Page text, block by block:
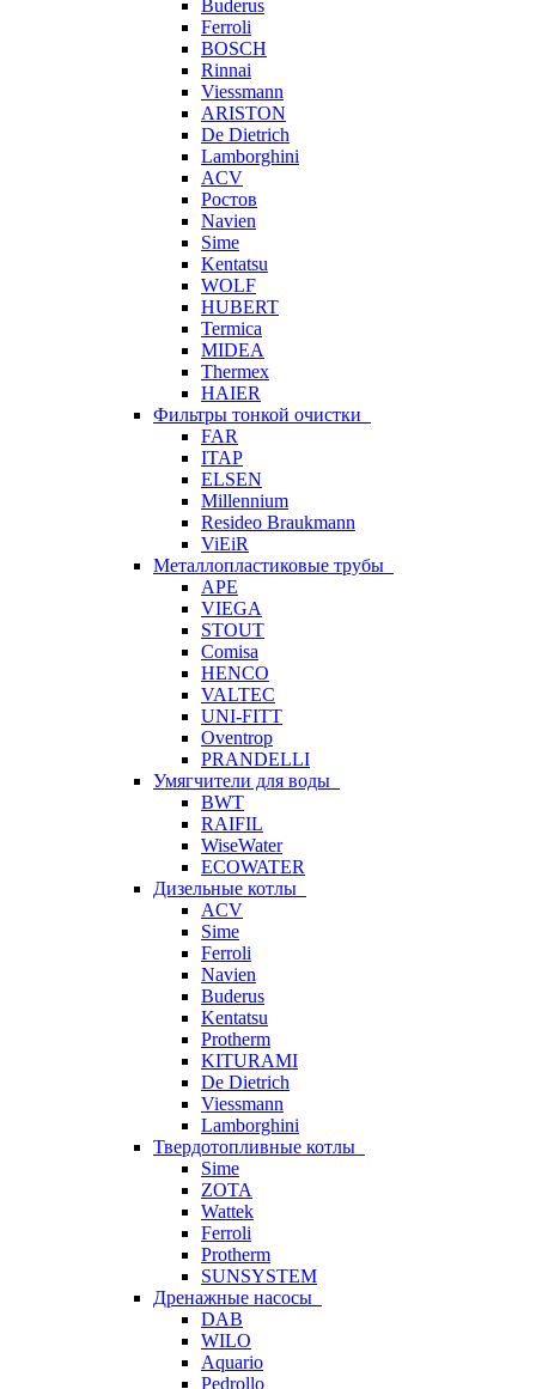
Buderus
Ferroli
BOSCH
Rinnai
Viessmann
ARISTON
De Dietrich
Lamborghini
ACV
Ростов
Navien
Sime
Kentatsu
WOLF
HUBERT
Termica
MIDEA
Thermex
HAIER
Фильтры тонкой очистки
FAR
ITAP
ELSEN
Millennium
Resideo Braukmann
ViEiR
Металлопластиковые трубы
APE
VIEGA
STOUT
Comisa
HENCO
VALTEC
UNI-FITT
Oventrop
PRANDELLI
Умягчители для воды
BWT
RAIFIL
WiseWater
ECOWATER
Дизельные котлы
ACV
Sime
Ferroli
Navien
Buderus
Kentatsu
Protherm
KITURAMI
De Dietrich
Viessmann
Lamborghini
Твердотопливные котлы
Sime
ZOTA
Wattek
Ferroli
Protherm
SUNSYSTEM
Дренажные насосы
DAB
WILO
Aquario
Pedrollo